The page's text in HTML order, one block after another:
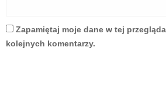
Zapamiętaj moje dane w tej
kolejnych komentarzy.